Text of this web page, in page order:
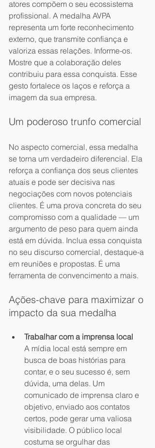
atores compõem o seu ecossistema
profissional. A medalha AVPA
representa um forte reconhecimento
externo, que transmite confiança e
valoriza essas relações. Informe-os.
Mostre que a colaboração deles
contribuiu para essa conquista. Esse
gesto fortalece os laços e reforça a
imagem da sua empresa.
Um poderoso trunfo comercial
No aspecto comercial, essa medalha
se torna um verdadeiro diferencial. Ela
reforça a confiança dos seus clientes
atuais e pode ser decisiva nas
negociações com novos potenciais
clientes. É uma prova concreta do seu
compromisso com a qualidade — um
argumento de peso para quem ainda
está em dúvida. Inclua essa conquista
no seu discurso comercial, destaque-a
em reuniões e propostas. É uma
ferramenta de convencimento a mais.
Ações-chave para maximizar o
impacto da sua medalha
Trabalhar com a imprensa local
A mídia local está sempre em
busca de boas histórias para
contar, e o seu sucesso é, sem
dúvida, uma delas. Um
comunicado de imprensa claro e
objetivo, enviado aos contatos
certos, pode gerar uma valiosa
visibilidade. O público local
costuma se orgulhar das